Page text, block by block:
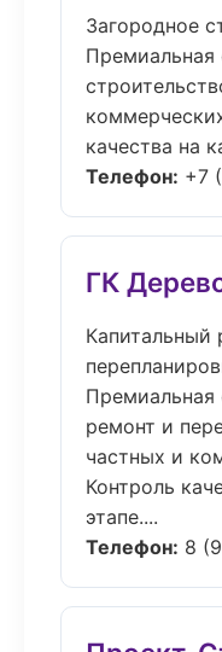
Загородное
Премиальная
качества на
Телефон: +7
ГК
Капитальный
Премиальная
ремонт и
частных и
Контроль
этапе....
Телефон: 8